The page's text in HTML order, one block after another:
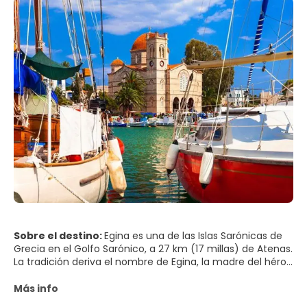
cristalinas para nadar en un acceso tan fácil. Por lo tanto,
Atenas ofrece lo mejor de ambos mundos: una
fantástica escapada a la ciudad y unas vacaciones
perezosas en la playa. Los atenienses son
sorprendentemente amigables y extrovertidos, y su
entusiasmo por las actividades agradables de la vida es
tan contagioso que incluso el viajero más duro dedicará
tiempo a interminables cafés y paseos nocturnos, cenará
hasta tarde y disfrutará de la vida nocturna de la ciudad,
mucho después de quedarse dormido en el resto de
Europa.
Sobre el destino:Egina es una de las Islas Sarónicas de
Grecia en el Golfo Sarónico, a 27 km (17 millas) de Atenas.
La tradición deriva el nombre de Egina, la madre del héroe
Más info